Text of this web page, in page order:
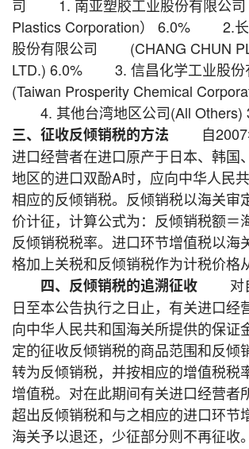
司 1. 南亚塑胶工业股份有限公
Plastics Corporation） 6.0% 2.长
股份有限公司 (CHANG CHUN
LTD.) 6.0% 3. 信昌化学工业股
(Taiwan Prosperity Chemical
4. 其他台湾地区公司(All
三、征收反倾销税的方法 自2007
进口经营者在进口原产于日本、韩国
地区的进口双酚A时，应向中华人民
相应的反倾销税。反倾销税以海关审
价计征，计算公式为：反倾销税额＝
反倾销税税率。进口环节增值税以海
格加上关税和反倾销税作为计税价格
四、反倾销税的追溯征收 对自
日至本公告执行之日止，有关进口经
向中华人民共和国海关所提供的保证
定的征收反倾销税的商品范围和反倾
转为反倾销税，并按相应的增值税税
增值税。对在此期间有关进口经营者
超出反倾销税和与之相应的进口环节
海关予以退还，少征部分则不再